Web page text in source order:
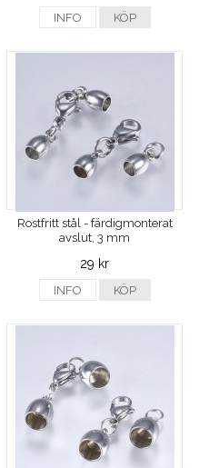
INFO KÖP
Rostfritt stål - färdigmonterat
avslut, 3 mm
29 kr
INFO KÖP